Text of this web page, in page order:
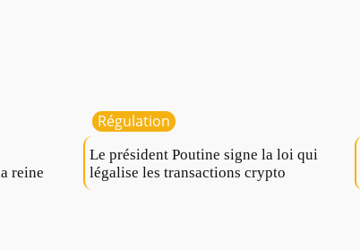
reine
Régulation
Le président Poutine signe la loi qui
légalise les transactions crypto